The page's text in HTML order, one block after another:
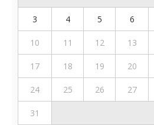
3 4 5 6
10 11 12 13
17 18 19 20
24 25 26 27
31